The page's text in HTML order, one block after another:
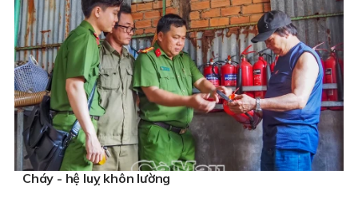
Cháy - hệ luỵ khôn lường